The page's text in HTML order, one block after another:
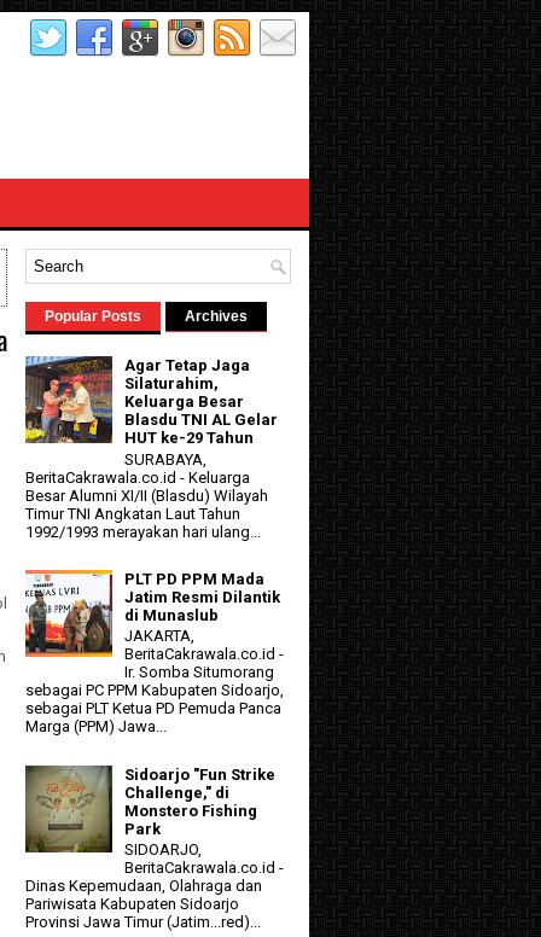
Popular Posts Archives
Agar Tetap Jaga
Silaturahim,
Keluarga Besar
Blasdu TNI AL Gelar
HUT ke-29 Tahun
SURABAYA,
BeritaCakrawala.co.id - Keluarga
Besar Alumni XI/II (Blasdu) Wilayah
Timur TNI Angkatan Laut Tahun
1992/1993 merayakan hari ulang...
PLT PD PPM Mada
Jatim Resmi Dilantik
di Munaslub
JAKARTA,
BeritaCakrawala.co.id -
Ir. Somba Situmorang
sebagai PC PPM Kabupaten Sidoarjo,
sebagai PLT Ketua PD Pemuda Panca
Marga (PPM) Jawa...
Sidoarjo "Fun Strike
Challenge," di
Monstero Fishing
Park
SIDOARJO,
BeritaCakrawala.co.id -
Dinas Kepemudaan, Olahraga dan
Pariwisata Kabupaten Sidoarjo
Provinsi Jawa Timur (Jatim...red)...